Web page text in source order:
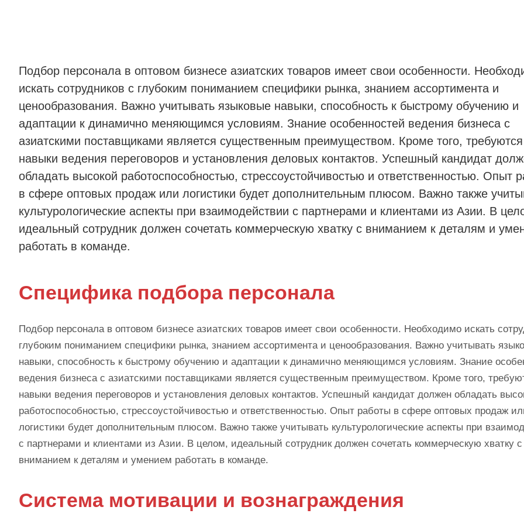
Подбор персонала в оптовом бизнесе азиатских товаров имеет свои особенности.
искать сотрудников с глубоким пониманием специфики рынка, знанием ассортимента и
ценообразования. Важно учитывать языковые навыки, способность к быстрому обучению и
адаптации к динамично меняющимся условиям. Знание особенностей ведения бизнеса с
азиатскими поставщиками является существенным преимуществом. Кроме того, требуются
навыки ведения переговоров и установления деловых контактов. Успешный кандидат
обладать высокой работоспособностью, стрессоустойчивостью и ответственностью. Опыт
в сфере оптовых продаж или логистики будет дополнительным плюсом. Важно также
культурологические аспекты при взаимодействии с партнерами и клиентами из Азии. В
идеальный сотрудник должен сочетать коммерческую хватку с вниманием к деталям и
работать в команде.
Специфика подбора персонала
Подбор персонала в оптовом бизнесе азиатских товаров имеет свои особенности. Необходимо искать
глубоким пониманием специфики рынка, знанием ассортимента и ценообразования. Важно учитывать
навыки, способность к быстрому обучению и адаптации к динамично меняющимся условиям. Знание
ведения бизнеса с азиатскими поставщиками является существенным преимуществом. Кроме того,
навыки ведения переговоров и установления деловых контактов. Успешный кандидат должен обладать
работоспособностью, стрессоустойчивостью и ответственностью. Опыт работы в сфере оптовых продаж
логистики будет дополнительным плюсом. Важно также учитывать культурологические аспекты при
с партнерами и клиентами из Азии. В целом, идеальный сотрудник должен сочетать коммерческую хватку с
вниманием к деталям и умением работать в команде.
Система мотивации и вознаграждения